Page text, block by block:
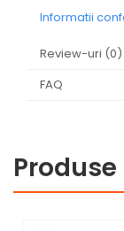
Informatii
Review-uri (0)
FAQ